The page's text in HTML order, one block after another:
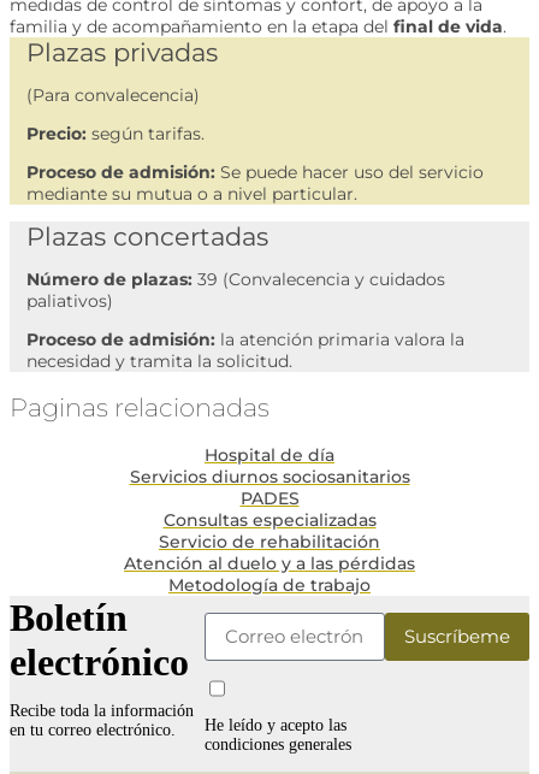
medidas de control de síntomas y confort, de apoyo a la
familia y de acompañamiento en la etapa del final de vida.
Plazas privadas
(Para convalecencia)
Precio: según tarifas.
Proceso de admisión: Se puede hacer uso del servicio
mediante su mutua o a nivel particular.
Plazas concertadas
Número de plazas: 39 (Convalecencia y cuidados
paliativos)
Proceso de admisión: la atención primaria valora la
necesidad y tramita la solicitud.
Paginas relacionadas
Hospital de día
Servicios diurnos sociosanitarios
PADES
Consultas especializadas
Servicio de rehabilitación
Atención al duelo y a las pérdidas
Metodología de trabajo
Boletín
electrónico
Recibe toda la información
en tu correo electrónico.
He leído y acepto las
condiciones generales